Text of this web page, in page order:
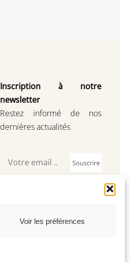
Voir les préférences
Inscription à notre
newsletter
Restez informé de nos
dernières actualités
Souscrire